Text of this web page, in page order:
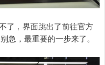
了，界面跳出了前往官方
急，最重要的一步来了。